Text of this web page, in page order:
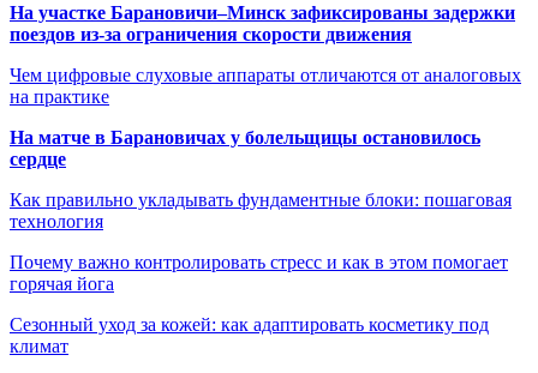
На участке Барановичи–Минск зафиксированы задержки
поездов из-за ограничения скорости движения
Чем цифровые слуховые аппараты отличаются от аналоговых
на практике
На матче в Барановичах у болельщицы остановилось
сердце
Как правильно укладывать фундаментные блоки: пошаговая
технология
Почему важно контролировать стресс и как в этом помогает
горячая йога
Сезонный уход за кожей: как адаптировать косметику под
климат